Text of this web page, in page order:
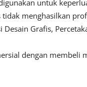
untuk
tidak menghasilkan
Grafis,
dengan membeli